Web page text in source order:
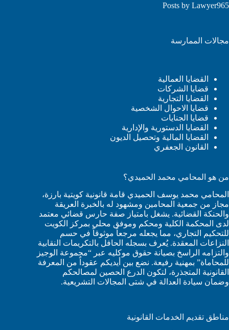
Posts by Lawyer965
مجالات الممارسة
القضايا العمالية
قضايا الشركات
القضايا التجارية
قضايا الاحوال الشخصية
قضايا الجنايات
القضايا الدستورية والإدارية
القضايا المالية وتحصيل الديون
القانون الجعفري
من هو المحامي محمد الحميدي؟
المحامي محمد يوسف الحميدي قامة قانونية كويتية بارزة،
مجاز من جمعية المحامين ومشهود له بالخبرة العريقة
والحنكة القضائية. يشغل بامتياز صفة حارس قضائي معتمد
لدى المحكمة الكلية ومحكم وموفق محلي بمركز الكويت
للتحكيم التجاري، مما يجعله مرجعاً موثوقاً في حسم
النزاعات المعقدة. يُعرف بسجله الحافل بالتكريمات النقابية
والتزامه الراسخ بصيانة حقوق موكليه عبر “مجموعة الوجيز
للمحاماة” بمهنية رفيعة. نضع بين أيديكم عقوداً من المعرفة
القانونية المتجذرة، لتكون الدرع الحصين لمصالحكم
وضمان سيادة العدالة في شتى المجالات التشريعية.
مناطق تقديم الخدمات القانونية